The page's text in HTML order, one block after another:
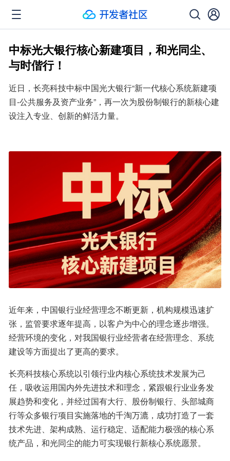
中标光大银行核心新建项目，和光同尘、
与时偕行！
近日，长亮科技中标中国光大银行“新一代核心系统新建项
目-公共服务及资产业务”，再一次为股份制银行的新核心建
设注入专业、创新的鲜活力量。
近年来，中国银行业经营理念不断更新，机构规模迅速扩
张，监管要求逐年提高，以客户为中心的理念逐步增强。
经营环境的变化，对我国银行业经营者在经营理念、系统
建设等方面提出了更高的要求。
长亮科技核心系统以引领行业内核心系统技术发展为己
任，吸收运用国内外先进技术和理念，紧跟银行业业务发
展趋势和变化，并经过国有大行、股份制银行、头部城商
行等众多银行项目实施落地的千淘万漉，成功打造了一套
技术先进、架构成熟、运行稳定、适配能力极强的核心系
统产品，和光同尘的能力可实现银行新核心系统愿景。